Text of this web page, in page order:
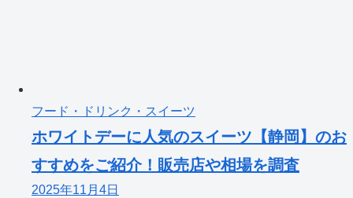
フード・ドリンク・スイーツ
ホワイトデーに人気のスイーツ【静岡】のお
すすめをご紹介！販売店や相場を調査
2025年11月4日